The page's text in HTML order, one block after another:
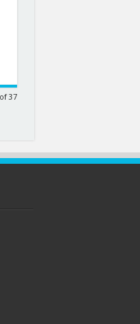
37